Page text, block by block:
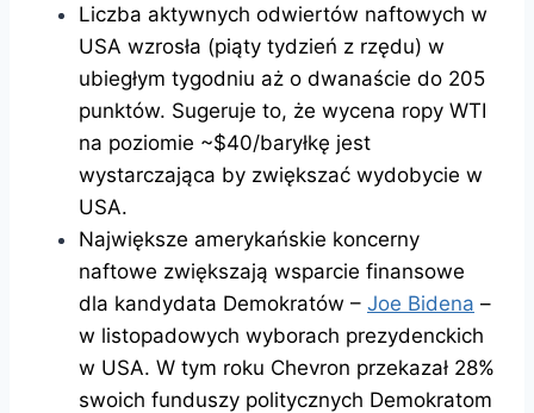
Liczba aktywnych odwiertów naftowych w
USA wzrosła (piąty tydzień z rzędu) w
ubiegłym tygodniu aż o dwanaście do 205
punktów. Sugeruje to, że wycena ropy WTI
na poziomie ~$40/baryłkę jest
wystarczająca by zwiększać wydobycie w
USA.
Największe amerykańskie koncerny
naftowe zwiększają wsparcie finansowe
dla kandydata Demokratów – Joe Bidena –
w listopadowych wyborach prezydenckich
w USA. W tym roku Chevron przekazał 28%
swoich funduszy politycznych Demokratom